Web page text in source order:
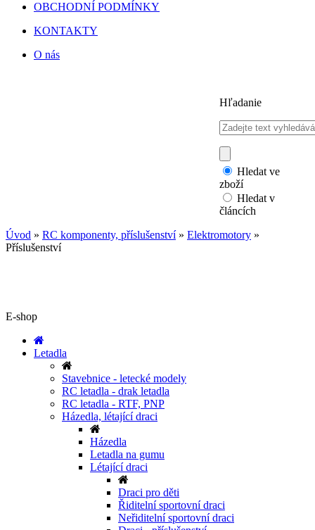
OBCHODNÍ PODMÍNKY
KONTAKTY
O nás
Hľadanie
Hledat ve
zboží
Hledat v
článcích
Úvod » RC komponenty, příslušenství » Elektromotory »
Příslušenství
E-shop
Letadla
Stavebnice - letecké modely
RC letadla - drak letadla
RC letadla - RTF, PNP
Házedla, létající draci
Házedla
Letadla na gumu
Létající draci
Draci pro děti
Řiditelní sportovní draci
Neřiditelní sportovní draci